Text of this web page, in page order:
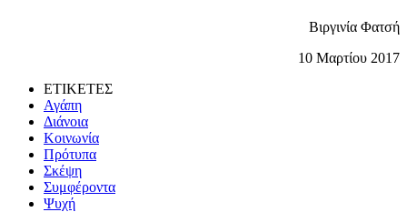
Βιργινία Φατσή
10 Μαρτίου 2017
ΕΤΙΚΕΤΕΣ
Αγάπη
Διάνοια
Κοινωνία
Πρότυπα
Σκέψη
Συμφέροντα
Ψυχή